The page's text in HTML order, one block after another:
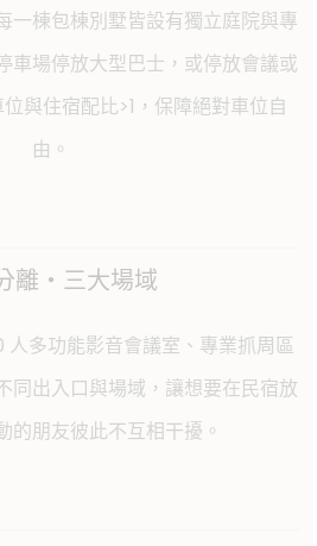
一棟包棟別墅皆設有獨立庭院與專
車場停放大型巴士，或停放會議或
與住宿配比>1，保障絕對車位自
由。
離・三大場域
多功能影音會議室、專業抓周區
同出入口與場域，讓想要在民宿放
的朋友彼此不互相干擾。